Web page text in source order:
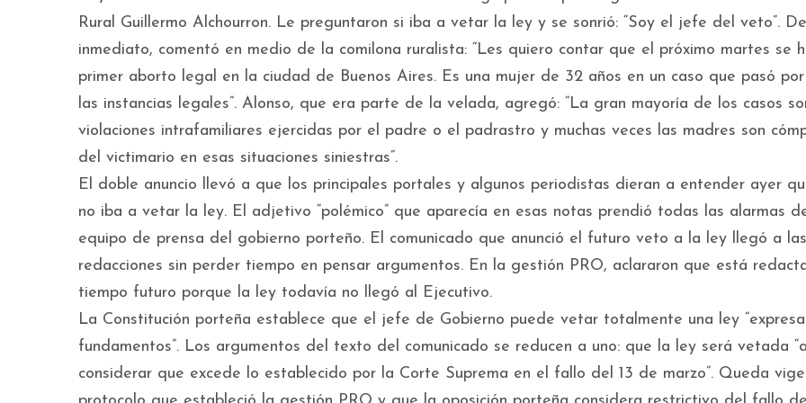
Rural Guillermo Alchourron. Le preguntaron si iba a vetar la ley y se sonrió: “Soy el jefe del veto”. De
inmediato, comentó en medio de la comilona ruralista: “Les quiero contar que el próximo martes se
primer aborto legal en la ciudad de Buenos Aires. Es una mujer de 32 años en un caso que pasó
las instancias legales”. Alonso, que era parte de la velada, agregó: “La gran mayoría de los casos
violaciones intrafamiliares ejercidas por el padre o el padrastro y muchas veces las madres son
del victimario en esas situaciones siniestras”.
El doble anuncio llevó a que los principales portales y algunos periodistas dieran a entender ayer
no iba a vetar la ley. El adjetivo “polémico” que aparecía en esas notas prendió todas las alarmas
equipo de prensa del gobierno porteño. El comunicado que anunció el futuro veto a la ley llegó a las
redacciones sin perder tiempo en pensar argumentos. En la gestión PRO, aclararon que está
tiempo futuro porque la ley todavía no llegó al Ejecutivo.
La Constitución porteña establece que el jefe de Gobierno puede vetar totalmente una ley
fundamentos”. Los argumentos del texto del comunicado se reducen a uno: que la ley será vetada
considerar que excede lo establecido por la Corte Suprema en el fallo del 13 de marzo”. Queda